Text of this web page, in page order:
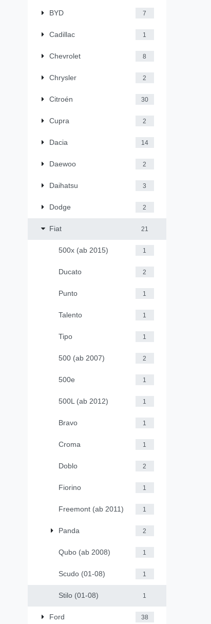
BYD 7
Cadillac 1
Chevrolet 8
Chrysler 2
Citroén 30
Cupra 2
Dacia 14
Daewoo 2
Daihatsu 3
Dodge 2
Fiat 21
500x (ab 2015) 1
Ducato 2
Punto 1
Talento 1
Tipo 1
500 (ab 2007) 2
500e 1
500L (ab 2012) 1
Bravo 1
Croma 1
Doblo 2
Fiorino 1
Freemont (ab 2011) 1
Panda 2
Qubo (ab 2008) 1
Scudo (01-08) 1
Stilo (01-08) 1
Ford 38